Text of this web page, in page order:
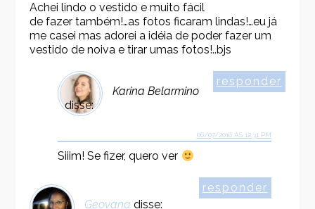
Achei lindo o vestido e muito fácil
de fazer também!…as fotos ficaram lindas!…eu já
me casei mas adorei a idéia de poder fazer um
vestido de noiva e tirar umas fotos!..bjs
responder
Karina Belarmino
disse:
06/07/2016 ÀS 12:31 PM
Siiim! Se fizer, quero ver
responder
Geovana disse: